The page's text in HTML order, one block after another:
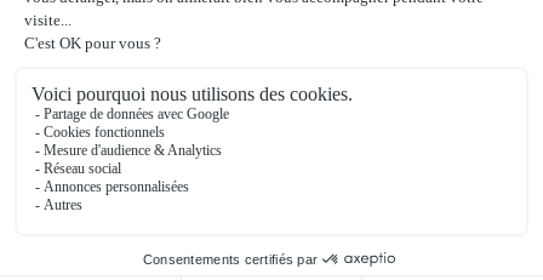
2 Avenue du Président Pierre Angot
64000Pau
Voir le plan détaillé